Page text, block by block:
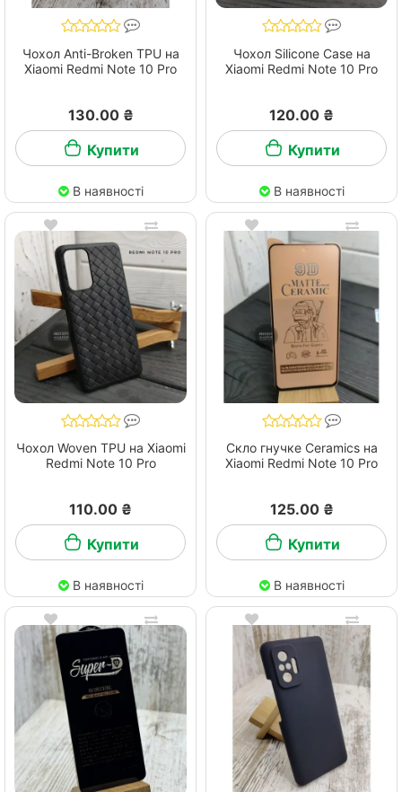
Чохол Anti-Broken TPU на
Xiaomi Redmi Note 10 Pro
130.00 ₴
Купити
В наявності
Чохол Silicone Case на
Xiaomi Redmi Note 10 Pro
120.00 ₴
Купити
В наявності
Чохол Woven TPU на Xiaomi
Redmi Note 10 Pro
110.00 ₴
Купити
В наявності
Скло гнучке Ceramics на
Xiaomi Redmi Note 10 Pro
125.00 ₴
Купити
В наявності